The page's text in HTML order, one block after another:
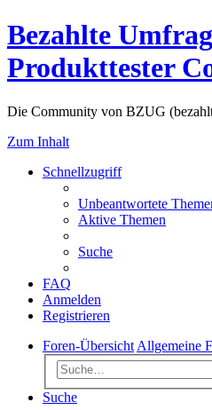
Bezahlte
Produkttester
Die Community von BZUG
Zum Inhalt
Schnellzugriff
Unbeantwortete
Aktive Themen
Suche
FAQ
Anmelden
Registrieren
Foren-Übersicht Allgemeine
Suche